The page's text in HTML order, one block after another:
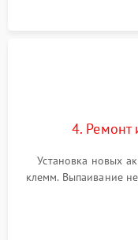
4. Ремонт
Установка новых
клемм. Выпаивание
цепи
Восстановление